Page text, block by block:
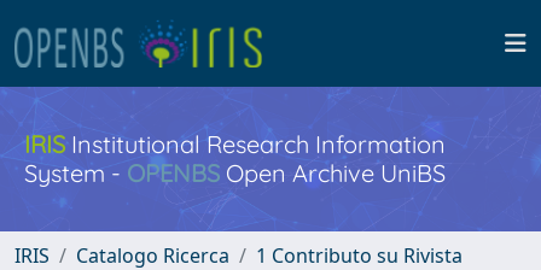
IRISInstitutional Research Information
System - OPENBS Open Archive UniBS
IRIS Catalogo Ricerca
1 Contributo su Rivista